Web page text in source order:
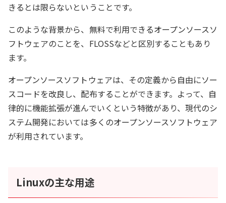
きるとは限らないということです。
このような背景から、無料で利用できるオープンソースソ
フトウェアのことを、FLOSSなどと区別することもあり
ます。
オープンソースソフトウェアは、その定義から自由にソー
スコードを改良し、配布することができます。よって、自
律的に機能拡張が進んでいくという特徴があり、現代のシ
ステム開発においては多くのオープンソースソフトウェア
が利用されています。
Linuxの主な用途